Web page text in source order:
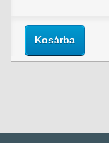
Kosárba